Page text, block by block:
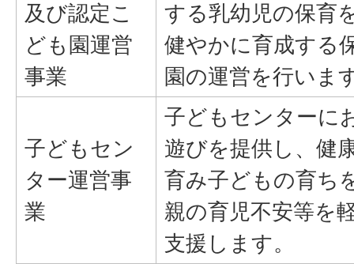
及び認定こ
ども園運営
事業
する乳幼児の保育
健やかに育成する
園の運営を行いま
子どもセン
ター運営事
業
子どもセンターに
遊びを提供し、健
育み子どもの育ち
親の育児不安等を
支援します。